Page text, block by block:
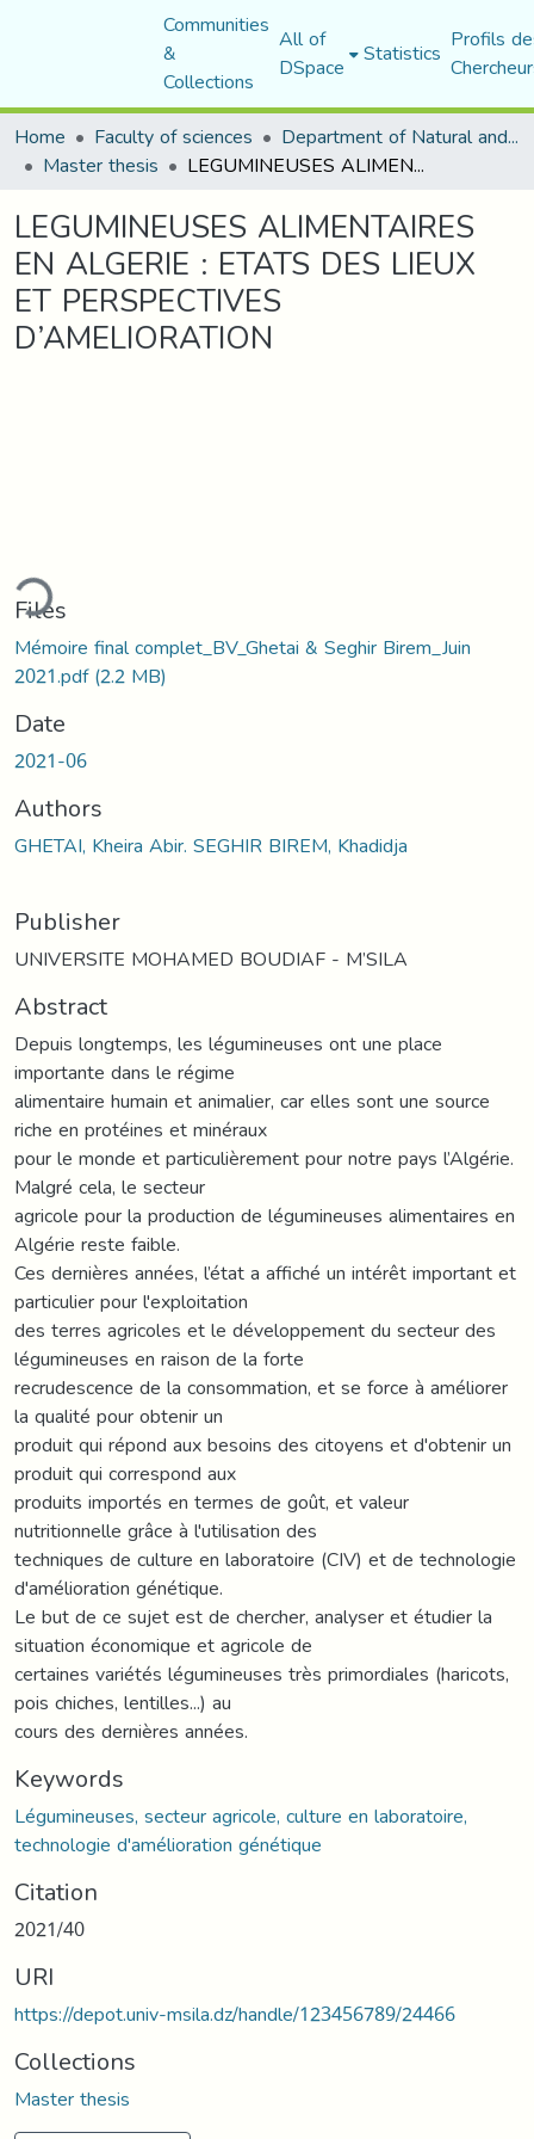
Communities
&
Collections
All of
DSpace Statistics Profils
Home
Faculty of sciences Department of Natural and Life Sciences
Master thesis LEGUMINEUSES ALIMENTAIRES EN ALGERIE : ETATS DES LIEUX ET PERSPECTIVES D’AMELIORATION
LEGUMINEUSES ALIMENTAIRES
EN ALGERIE : ETATS DES LIEUX
ET PERSPECTIVES
D’AMELIORATION
Files
Mémoire final complet_BV_Ghetai & Seghir Birem_Juin
2021.pdf(2.2 MB)
Date
2021-06
Authors
GHETAI, Kheira Abir. SEGHIR BIREM, Khadidja
Publisher
UNIVERSITE MOHAMED BOUDIAF - M’SILA
Abstract
Depuis longtemps, les légumineuses ont une place
importante dans le régime
alimentaire humain et animalier, car elles sont une source
riche en protéines et minéraux
pour le monde et particulièrement pour notre pays l’Algérie.
Malgré cela, le secteur
agricole pour la production de légumineuses alimentaires en
Algérie reste faible.
Ces dernières années, l’état a affiché un intérêt important et
particulier pour l'exploitation
des terres agricoles et le développement du secteur des
légumineuses en raison de la forte
recrudescence de la consommation, et se force à améliorer
la qualité pour obtenir un
produit qui répond aux besoins des citoyens et d'obtenir un
produit qui correspond aux
produits importés en termes de goût, et valeur
nutritionnelle grâce à l'utilisation des
techniques de culture en laboratoire (CIV) et de technologie
d'amélioration génétique.
Le but de ce sujet est de chercher, analyser et étudier la
situation économique et agricole de
certaines variétés légumineuses très primordiales (haricots,
pois chiches, lentilles...) au
cours des dernières années.
Keywords
Légumineuses, secteur agricole, culture en laboratoire,
technologie d'amélioration génétique
Citation
2021/40
URI
https://depot.univ-msila.dz/handle/123456789/24466
Collections
Master thesis